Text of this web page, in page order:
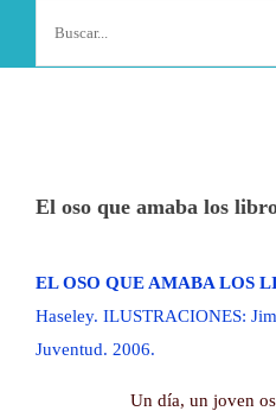
imagen
El oso que amaba los
EL OSO QUE AMABA LOS
Haseley. ILUSTRACIONES:
Juventud. 2006.
Un día, un joven